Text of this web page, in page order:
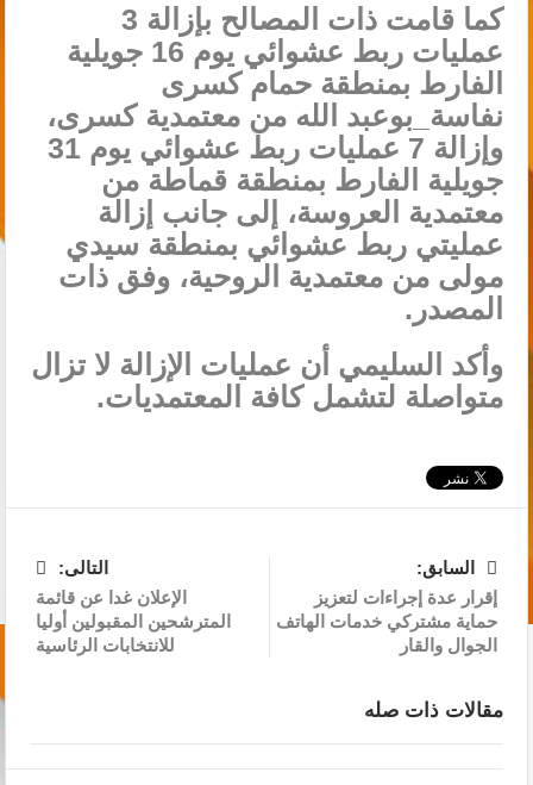
كما قامت ذات المصالح بإزالة 3
عمليات ربط عشوائي يوم 16 جويلية
الفارط بمنطقة حمام كسرى
نفاسة_بوعبد الله من معتمدية كسرى،
وإزالة 7 عمليات ربط عشوائي يوم 31
جويلية الفارط بمنطقة قماطة من
معتمدية العروسة، إلى جانب إزالة
عمليتي ربط عشوائي بمنطقة سيدي
مولى من معتمدية الروحية، وفق ذات
المصدر.
وأكد السليمي أن عمليات الإزالة لا تزال
متواصلة لتشمل كافة المعتمديات.
السابق:
إقرار عدة إجراءات لتعزيز
حماية مشتركي خدمات الهاتف
الجوال والقار
التالى:
الإعلان غدا عن قائمة
المترشحين المقبولين أوليا
للانتخابات الرئاسية
مقالات ذات صله